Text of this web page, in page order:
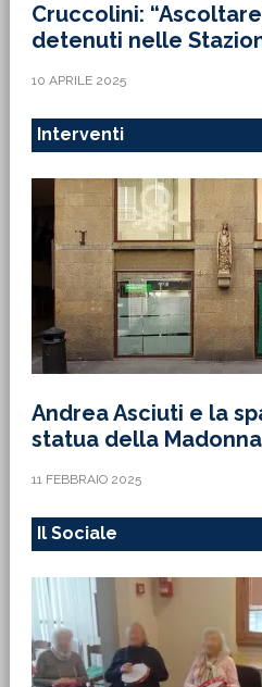
Cruccolini:
detenuti nelle
10 APRILE 2025
Interventi
Andrea Asciuti e la
statua della Madonna
11 FEBBRAIO 2025
Il Sociale